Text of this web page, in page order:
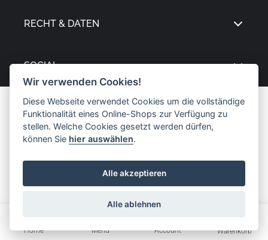
Home Menü Account Warenkorb
RECHT & DATEN
SOCIAL
Wir verwenden Cookies!
Diese Webseite verwendet Cookies um die vollständige
Funktionalität eines Online-Shops zur Verfügung zu
stellen. Welche Cookies gesetzt werden dürfen,
können Sie hier auswählen.
Alle akzeptieren
Alle ablehnen